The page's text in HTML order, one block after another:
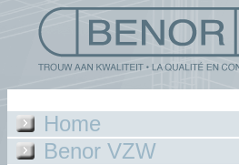
Home
Benor VZW